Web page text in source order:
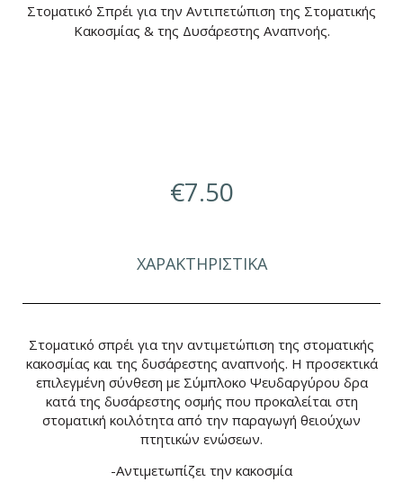
Στοματικό Σπρέι για την Αντιπετώπιση της Στοματικής
Κακοσμίας & της Δυσάρεστης Αναπνοής.
€7.50
ΧΑΡΑΚΤΗΡΙΣΤΙΚΑ
Στοματικό σπρέι για την αντιμετώπιση της στοματικής
κακοσμίας και της δυσάρεστης αναπνοής. Η προσεκτικά
επιλεγμένη σύνθεση με Σύμπλοκο Ψευδαργύρου δρα
κατά της δυσάρεστης οσμής που προκαλείται στη
στοματική κοιλότητα από την παραγωγή θειούχων
πτητικών ενώσεων.
-Αντιμετωπίζει την κακοσμία